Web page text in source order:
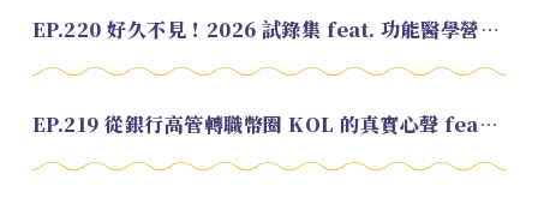
EP.220 好久不見！2026 試錄集 feat. 功能醫學營養師 美寶
EP.219 從銀行高管轉職幣圈 KOL 的真實心聲 feat.龜大